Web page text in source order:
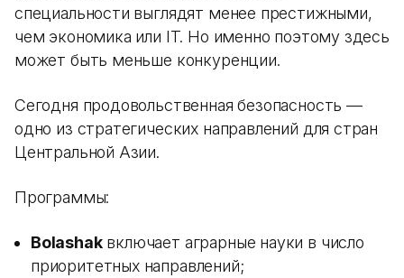
специальности выглядят менее престижными,
чем экономика или IT. Но именно поэтому здесь
может быть меньше конкуренции.
Сегодня продовольственная безопасность —
одно из стратегических направлений для стран
Центральной Азии.
Программы:
Bolashakвключает аграрные науки в число
приоритетных направлений;